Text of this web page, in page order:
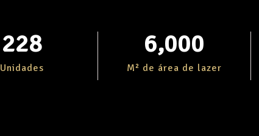
228
Unidades
6,000
M² de área de lazer